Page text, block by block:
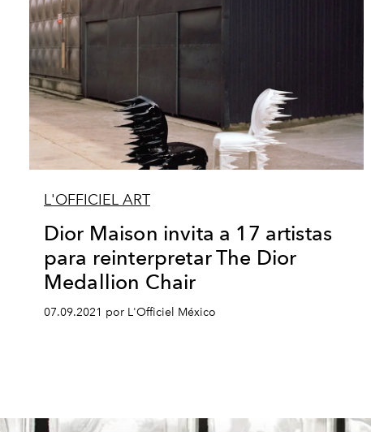
L'OFFICIEL ART
Dior Maison invita a 17 artistas
para reinterpretar The Dior
Medallion Chair
07.09.2021 por L'Officiel México